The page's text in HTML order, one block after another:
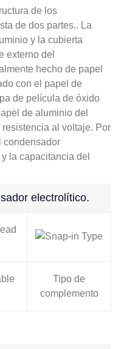
de los
de dos partes.. La
y la cubierta
externo del
hecho de papel
con el papel de
de película de óxido
de aluminio del
al voltaje. Por
condensador
la capacitancia del
electrolítico.
Tipo de
complemento